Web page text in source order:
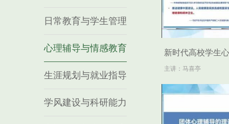
日常教育与学生管理
心理辅导与情感教育
生涯规划与就业指导
学风建设与科研能力
新时代高校学生
挑战与应对
主讲：马喜亭